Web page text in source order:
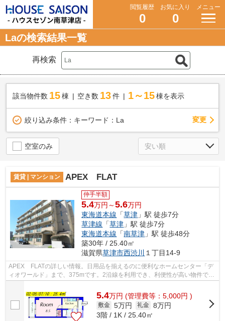
閲覧履歴
0
お気に入り
0
メニュー
Laの検索結果一覧
再検索
該当物件数 15棟 空き数 13 件 1～15 棟を表示
絞り込み条件： キーワード：La 変更
空室のみ
賃貸 | マンション APEX FLAT
仲手半額
5.4万円～5.6万円
東海道本線 「草津 」駅 徒歩7分
草津線 「草津 」駅 徒歩7分
東海道本線 「南草津 」駅 徒歩48分
築30年 / 25.40㎡
滋賀県草津市西渋川 １丁目14-9
APEX FLATの詳しい情報。日用品を揃えるのに便利なホームセンター「デ
ィオワールド」まで、375mです。2沿線を利用でき、利便性が高い物件で
5.4万円 (管理費等：5,000円 )
敷金 5万円 礼金 8万円
3階 / 1K / 25.40㎡